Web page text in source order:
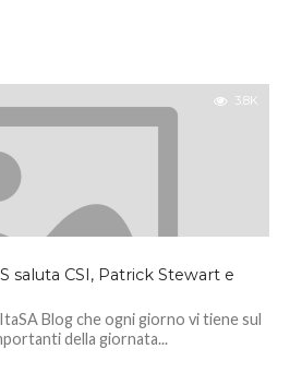
3.8K
saluta CSI, Patrick Stewart e
Blog che ogni giorno vi tiene sul
della giornata...